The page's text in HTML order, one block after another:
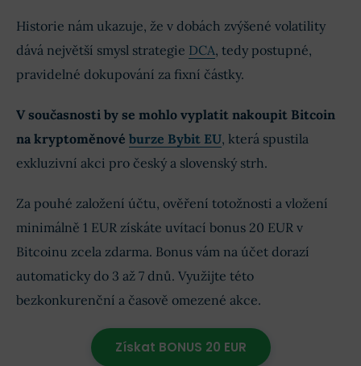
Historie nám ukazuje, že v dobách zvýšené volatility
dává největší smysl strategie DCA, tedy postupné,
pravidelné dokupování za fixní částky.
V současnosti by se mohlo vyplatit nakoupit Bitcoin
na kryptoměnové burze Bybit EU, která spustila
exkluzivní akci pro český a slovenský strh.
Za pouhé založení účtu, ověření totožnosti a vložení
minimálně 1 EUR získáte uvítací bonus 20 EUR v
Bitcoinu zcela zdarma. Bonus vám na účet dorazí
automaticky do 3 až 7 dnů. Využijte této
bezkonkurenční a časově omezené akce.
Získat BONUS 20 EUR